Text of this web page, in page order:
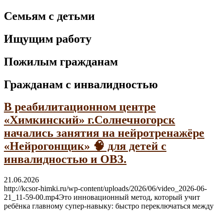
Семьям с детьми
Ищущим работу
Пожилым гражданам
Гражданам с инвалидностью
В реабилитационном центре
«Химкинский» г.Солнечногорск
начались занятия на нейротренажёре
«Нейрогонщик» 🧠 для детей с
инвалидностью и ОВЗ.
21.06.2026
http://kcsor-himki.ru/wp-content/uploads/2026/06/video_2026-06-
21_11-59-00.mp4Это инновационный метод, который учит
ребёнка главному супер-навыку: быстро переключаться между